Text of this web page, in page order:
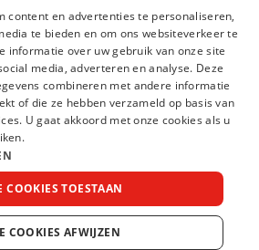
voorwaarden
Statement
statement
Disclaimer
verzuim protocol
2023
content en advertenties te personaliseren,
te bieden en om ons websiteverkeer te
informatie over uw gebruik van onze site
media, adverteren en analyse. Deze
combineren met andere informatie
of die ze hebben verzameld op basis van
U gaat akkoord met onze cookies als u
COOKIES TOESTAAN
COOKIES AFWIJZEN